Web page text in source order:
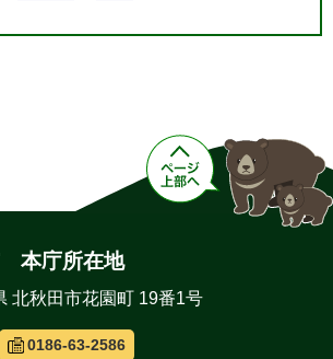
本庁所在地
北秋田市花園町 19番1号
0186-63-2586